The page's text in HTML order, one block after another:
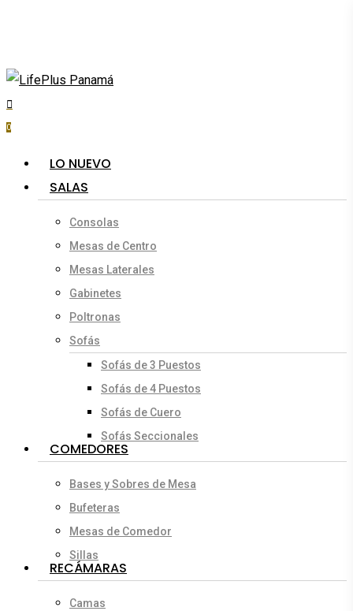
content
search
account
0
LO NUEVO
SALAS
Consolas
Mesas de Centro
Mesas Laterales
Gabinetes
Poltronas
Sofás
Sofás de 3 Puestos
Sofás de 4 Puestos
Sofás de Cuero
Sofás Seccionales
COMEDORES
Bases y Sobres de Mesa
Bufeteras
Mesas de Comedor
Sillas
RECÁMARAS
Camas